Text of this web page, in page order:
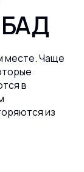
месте. Чаще
в
из